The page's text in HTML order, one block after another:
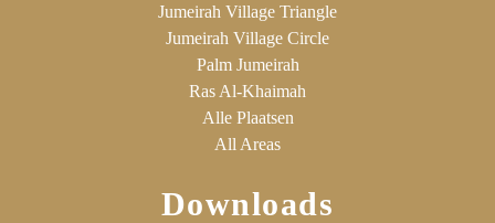
Jumeirah Village Triangle
Jumeirah Village Circle
Palm Jumeirah
Ras Al-Khaimah
Alle Plaatsen
All Areas
Downloads